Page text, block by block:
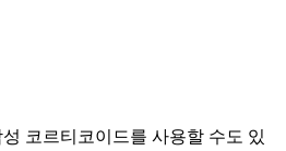
코르티코이드를 사용할 수도 있